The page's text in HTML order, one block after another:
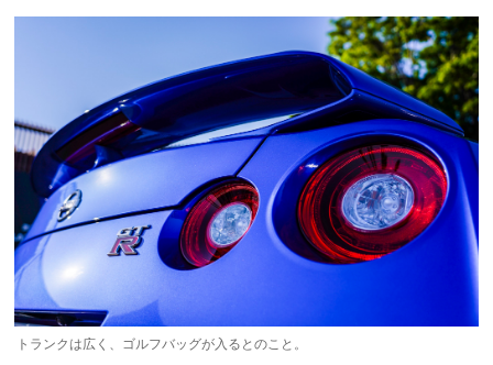
トランクは広く、ゴルフバッグが入るとのこと。